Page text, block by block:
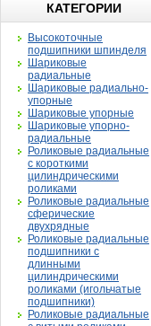
КАТЕГОРИИ
Высокоточные
подшипники шпинделя
Шариковые
радиальные
Шариковые радиально-
упорные
Шариковые упорные
Шариковые упорно-
радиальные
Роликовые радиальные
с короткими
цилиндрическими
роликами
Роликовые радиальные
сферические
двухрядные
Роликовые радиальные
подшипники с
длинными
цилиндрическими
роликами (игольчатые
подшипники)
Роликовые радиальные